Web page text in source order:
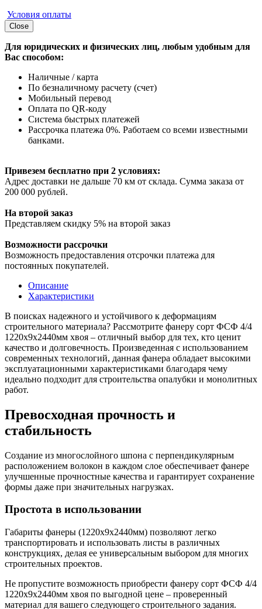
Условия оплаты
Close
Для юридических и физических лиц, любым удобным для
Вас способом:
Наличные / карта
По безналичному расчету (счет)
Мобильный перевод
Оплата по QR-коду
Система быстрых платежей
Рассрочка платежа 0%. Работаем со всеми известными
банками.
Привезем бесплатно при 2 условиях:
Адрес доставки не дальше 70 км от склада. Сумма заказа от
200 000 рублей.
На второй заказ
Представляем скидку 5% на второй заказ
Возможности рассрочки
Возможность предоставления отсрочки платежа для
постоянных покупателей.
Описание
Характеристики
В поисках надежного и устойчивого к деформациям
строительного материала? Рассмотрите фанеру сорт ФСФ 4/4
1220х9х2440мм хвоя – отличный выбор для тех, кто ценит
качество и долговечность. Произведенная с использованием
современных технологий, данная фанера обладает высокими
эксплуатационными характеристиками благодаря чему
идеально подходит для строительства опалубки и монолитных
работ.
Превосходная прочность и
стабильность
Создание из многослойного шпона с перпендикулярным
расположением волокон в каждом слое обеспечивает фанере
улучшенные прочностные качества и гарантирует сохранение
формы даже при значительных нагрузках.
Простота в использовании
Габариты фанеры (1220х9х2440мм) позволяют легко
транспортировать и использовать листы в различных
конструкциях, делая ее универсальным выбором для многих
строительных проектов.
Не пропустите возможность приобрести фанеру сорт ФСФ 4/4
1220х9х2440мм хвоя по выгодной цене – проверенный
материал для вашего следующего строительного задания.